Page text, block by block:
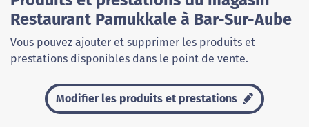
Restaurant Pamukkale à Bar-Sur-Aube
Vous pouvez ajouter et supprimer les produits et
prestations disponibles dans le point de vente.
Modifier les produits et prestations